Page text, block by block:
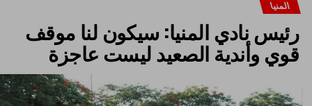
المنيا
رئيس نادي المنيا: سيكون لنا موقف
قوي وأندية الصعيد ليست عاجزة